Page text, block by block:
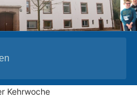
Kehrwoche